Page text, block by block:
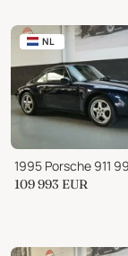
NL
109 993 EUR